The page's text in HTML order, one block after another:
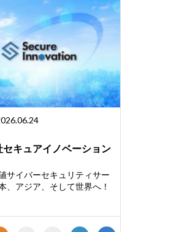
セキュアイノベーション
サイバーセキュリティサー
、アジア、そして世界へ！